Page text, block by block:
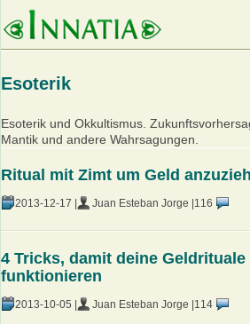
Esoterik
Esoterik und Okkultismus.
Mantik und andere Wahrsagungen.
Ritual mit Zimt um Geld
2013-12-17 | Juan Esteban Jorge | 116
4 Tricks, damit deine Geldrituale
funktionieren
2013-10-05 | Juan Esteban Jorge | 114